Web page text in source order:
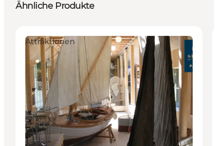
Ähnliche Produkte
Attraktionen